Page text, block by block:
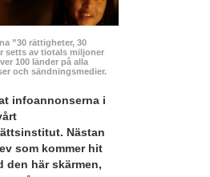
”30 rättigheter, 30
setts av tiotals miljoner
100 länder på alla
och sändningsmedier.
infoannonserna i
Nästan
som kommer hit
den här skärmen,